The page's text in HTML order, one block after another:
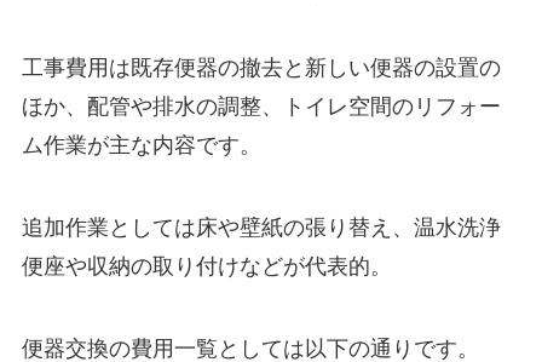
工事費用は既存便器の撤去と新しい便器の設置の
ほか、配管や排水の調整、トイレ空間のリフォー
ム作業が主な内容です。
追加作業としては床や壁紙の張り替え、温水洗浄
便座や収納の取り付けなどが代表的。
便器交換の費用一覧としては以下の通りです。